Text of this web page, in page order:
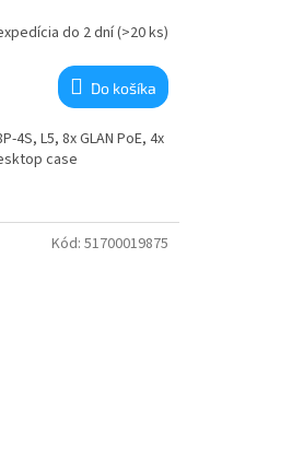
do 2 dní(>20 ks)
Do košíka
4S, L5, 8x GLAN PoE, 4x
case
Kód: 51700019875